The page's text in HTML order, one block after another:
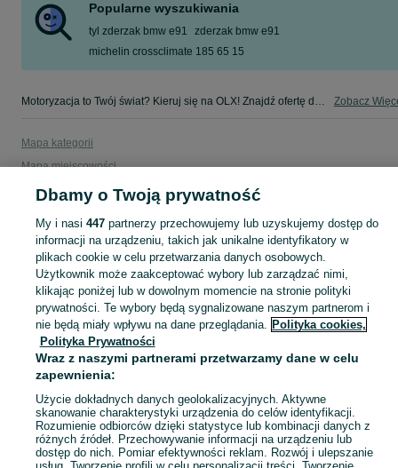
Popularne wyszukiwania
tyl zderzak bmw e91
zderzak bmw e91
michelin crossclimate 185 65 15
Motoryzacja to Twój świat? Kieruj się na OLX! Znajdź ofertę dla siebie w kategorii Motoryzacja na OLX - Sopot i okolice! Zobacz
Mapa kategorii
Mapa miejscowości
Mapa ministron
Dbamy o Twoją prywatność
My i nasi 447partnerzy przechowujemy lub uzyskujemy dostęp do
informacji na urządzeniu, takich jak unikalne identyfikatory w
plikach cookie w celu przetwarzania danych osobowych.
Użytkownik może zaakceptować wybory lub zarządzać nimi,
klikając poniżej lub w dowolnym momencie na stronie polityki
prywatności. Te wybory będą sygnalizowane naszym partnerom i
nie będą miały wpływu na dane przeglądania. Polityka cookies,
Polityka Prywatności
Wraz z naszymi partnerami przetwarzamy dane w celu
zapewnienia:
Użycie dokładnych danych geolokalizacyjnych. Aktywne
skanowanie charakterystyki urządzenia do celów identyfikacji.
Rozumienie odbiorców dzięki statystyce lub kombinacji danych z
różnych źródeł. Przechowywanie informacji na urządzeniu lub
dostęp do nich. Pomiar efektywności reklam. Rozwój i ulepszanie